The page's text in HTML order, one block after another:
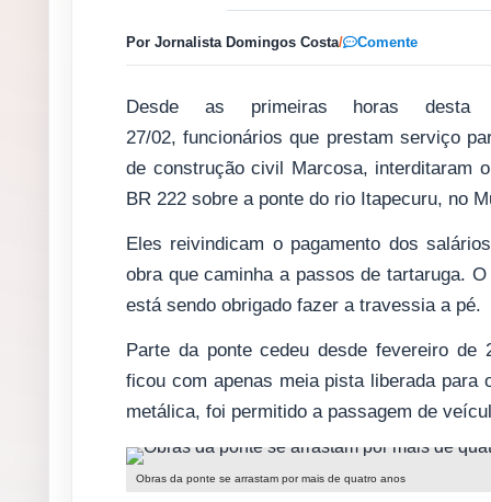
Por Jornalista Domingos Costa/ Comente
Desde as primeiras horas desta
27/02, funcionários que prestam serviço
de construção civil Marcosa, interditaram
BR 222 sobre a ponte do rio Itapecuru, no
Eles reivindicam o pagamento dos
obra que caminha a passos de tartaruga. O
está sendo obrigado fazer a travessia a pé.
Parte da ponte cedeu desde fevereiro de
ficou com apenas meia pista liberada para
metálica, foi permitido a passagem de
Obras da ponte se arrastam por mais de quatro anos